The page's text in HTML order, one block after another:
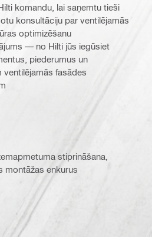
komandu, lai saņemtu tieši
konsultāciju par ventilējamās
optimizēšanu
— no Hilti jūs iegūsiet
piederumus un
fasādes
stiprināšana,
montāžas enkurus